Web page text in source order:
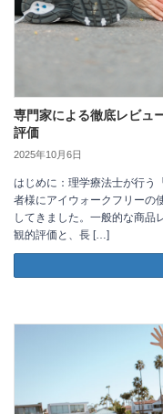
専門家による徹底レビュ
評価
2025年10月6日
はじめに：理学療法士が行う
者様にアイウォークフリーの
してきました。一般的な商品
観的評価と、長 […]